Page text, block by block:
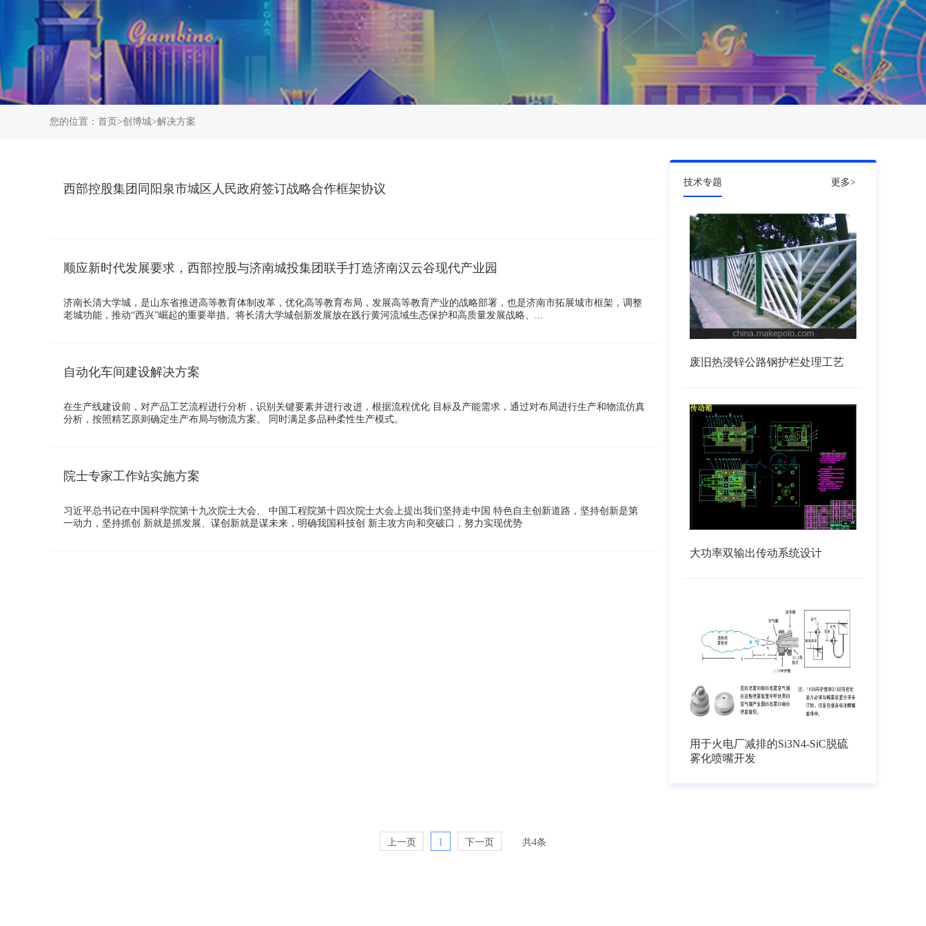
您的位置： 首页 >创博城>解决方案
西部控股集团同阳泉市城区人民政府签订战略合作框架协议
顺应新时代发展要求，西部控股与济南城投集团联手打造济南汉云谷现代产业园
济南长清大学城，是山东省推进高等教育体制改革，优化高等教育布局，发展高等教育产业的战略部署，也是济南市拓展城市框架，调整
老城功能，推动“西兴”崛起的重要举措。将长清大学城创新发展放在践行黄河流域生态保护和高质量发展战略、...
自动化车间建设解决方案
在生产线建设前，对产品工艺流程进行分析，识别关键要素并进行改进，根据流程优化 目标及产能需求，通过对布局进行生产和物流仿真
分析，按照精艺原则确定生产布局与物流方案。 同时满足多品种柔性生产模式。
院士专家工作站实施方案
习近平总书记在中国科学院第十九次院士大会、 中国工程院第十四次院士大会上提出我们坚持走中国 特色自主创新道路，坚持创新是第
一动力，坚持抓创 新就是抓发展、谋创新就是谋未来，明确我国科技创 新主攻方向和突破口，努力实现优势
更多>
技术专题
废旧热浸锌公路钢护栏处理工艺
大功率双输出传动系统设计
用于火电厂减排的Si3N4-SiC脱硫
雾化喷嘴开发
上一页 1 下一页 共4条